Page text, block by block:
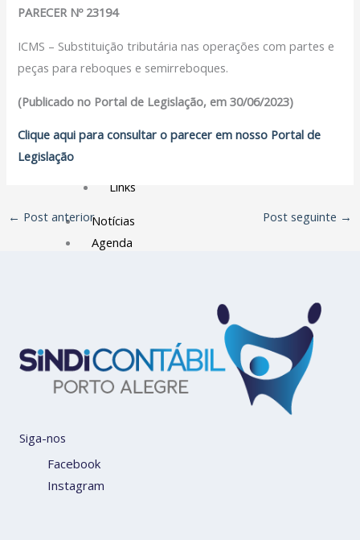
Filiação Sindical
Serviços
Assessoria Juridica
Vagas/Oportunidades
Links
Notícias
Agenda
PARECER Nº 23194
ICMS – Substituição tributária nas operações com partes e
peças para reboques e semirreboques.
(Publicado no Portal de Legislação, em 30/06/2023)
Clique aqui para consultar o parecer em nosso Portal de
Legislação
← Post anterior Post seguinte →
Siga-nos
Facebook
Instagram